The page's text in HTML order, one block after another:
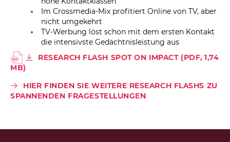
Im Crossmedia-Mix profitiert Online von TV, aber
nicht umgekehrt
TV-Werbung löst schon mit dem ersten Kontakt
die intensivste Gedächtnisleistung aus
RESEARCH FLASH SPOT ON IMPACT (PDF, 1,74
MB)
HIER FINDEN SIE WEITERE RESEARCH FLASHS ZU
SPANNENDEN FRAGESTELLUNGEN